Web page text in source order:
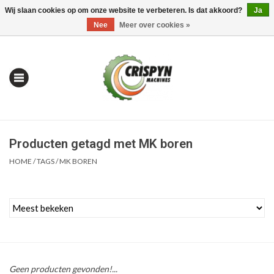
0 Artikelen - €0,00 Mijn account / Registreren
Alles om te Boren |
Producten getagd met MK boren
HOME /TAGS/MK BOREN
Geen producten gevonden!...
Wij slaan cookies op om onze website te verbeteren. Is dat akkoord?
Ja
Nee
Meer over cookies »